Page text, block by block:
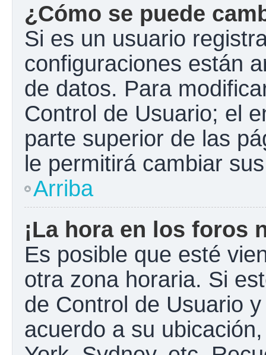
¿Cómo se puede
Si es un usuario
configuraciones están
de datos. Para
Control de Usuario; el
parte superior de las
le permitirá cambiar
Arriba
¡La hora en los foros
Es posible que esté
otra zona horaria. Si
de Control de Usuario
acuerdo a su